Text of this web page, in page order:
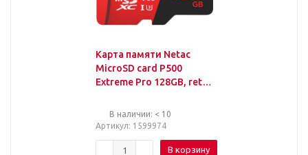
Карта памяти Netac
MicroSD card P500
Extreme Pro 128GB, retail
В наличии: < 10
Артикул: 1599974
В корзину